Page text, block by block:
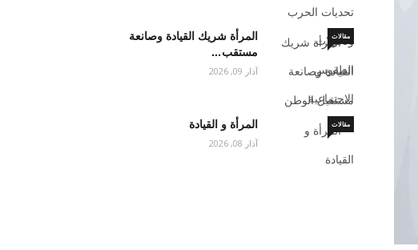
المرأة شريك القيادة وصانعة
مستقب…
مقالات
آذار 09, 2026
المرأة و القيادة مقالات
آذار 08, 2026